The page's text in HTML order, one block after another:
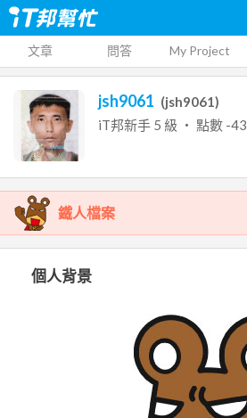
文章 問答 My Project
jsh9061 (jsh9061)
iT邦新手 5 級 ‧ 點數 -43
鐵人檔案
個人背景